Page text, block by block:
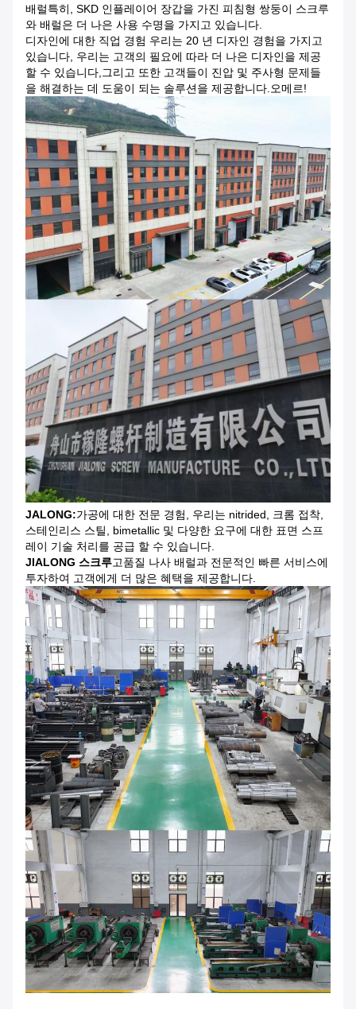
배럴특히, SKD 인플레이어 장갑을 가진 피침형 쌍둥이 스크루
와 배럴은 더 나은 사용 수명을 가지고 있습니다.
디자인에 대한 직업 경험 우리는 20 년 디자인 경험을 가지고
있습니다, 우리는 고객의 필요에 따라 더 나은 디자인을 제공
할 수 있습니다,그리고 또한 고객들이 진압 및 주사형 문제들
을 해결하는 데 도움이 되는 솔루션을 제공합니다.오메르!
JALONG:가공에 대한 전문 경험, 우리는 nitrided, 크롬 접착,
스테인리스 스틸, bimetallic 및 다양한 요구에 대한 표면 스프
레이 기술 처리를 공급 할 수 있습니다.
JIALONG 스크루고품질 나사 배럴과 전문적인 빠른 서비스에
투자하여 고객에게 더 많은 혜택을 제공합니다.